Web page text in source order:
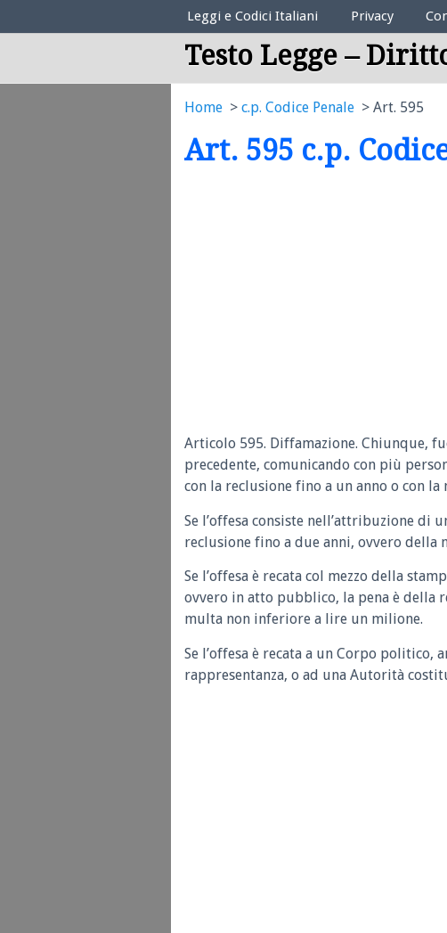
Elenco Codici Legali
Leggi e Codici Italiani Privacy
Testo Legge –
Home c.p. Codice Penale Art. 595
Art. 595 c.p.
Articolo 595. Diffamazione. Chiunque,
precedente, comunicando con più
con la reclusione fino a un anno o con
Se l’offesa consiste nell’attribuzione di
reclusione fino a due anni, ovvero
Se l’offesa è recata col mezzo della
ovvero in atto pubblico, la pena è della
multa non inferiore a lire un milione.
Se l’offesa è recata a un Corpo
rappresentanza, o ad una Autorità